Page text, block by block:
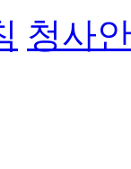
청사